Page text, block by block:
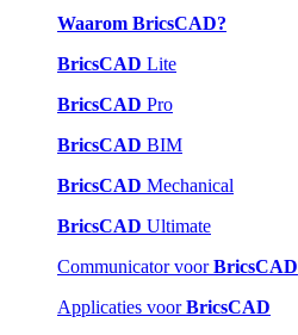
Waarom BricsCAD?
BricsCAD Lite
BricsCAD Pro
BricsCAD BIM
BricsCAD Mechanical
BricsCAD Ultimate
Communicator voorBricsCAD
Applicaties voorBricsCAD